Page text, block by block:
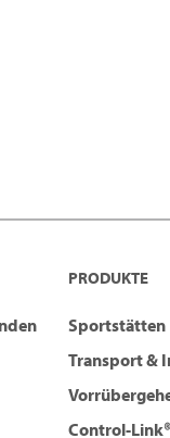
PRODUKTE
Sportstätten
Transport &
Control-Link®